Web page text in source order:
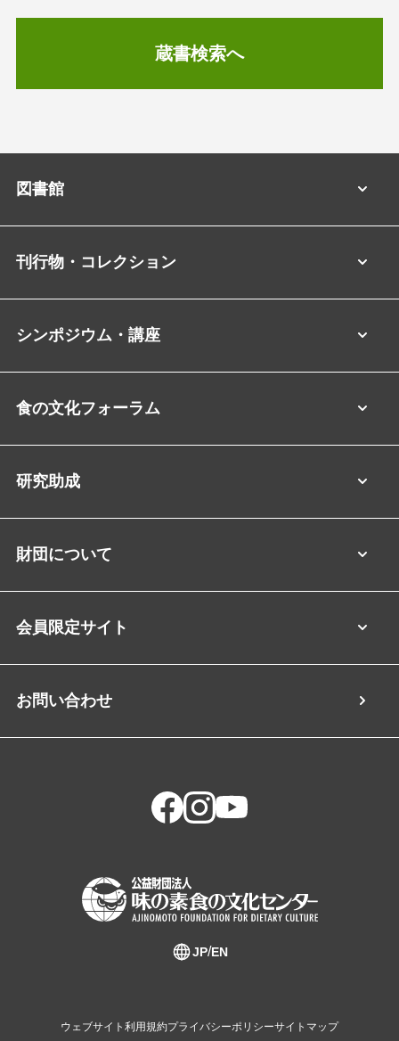
蔵書検索へ
図書館
刊行物・コレクション
シンポジウム・講座
食の文化フォーラム
研究助成
財団について
会員限定サイト
お問い合わせ
JP EN
ウェブサイト利用規約プライバシーポリシーサイトマップ